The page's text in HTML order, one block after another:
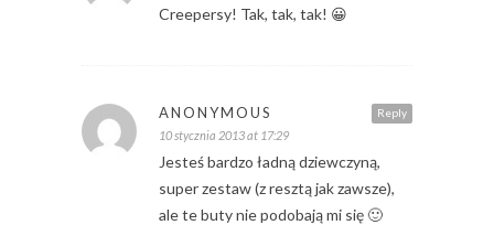
Creepersy! Tak, tak, tak! 😀
Reply
ANONYMOUS
10 stycznia 2013 at 17:29
Jesteś bardzo ładną dziewczyną,
super zestaw (z resztą jak zawsze),
ale te buty nie podobają mi się 🙂